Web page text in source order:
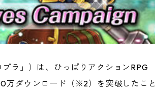
ラ」）は、ひっぱりアクションRPG
万ダウンロード（※2）を突破したこと